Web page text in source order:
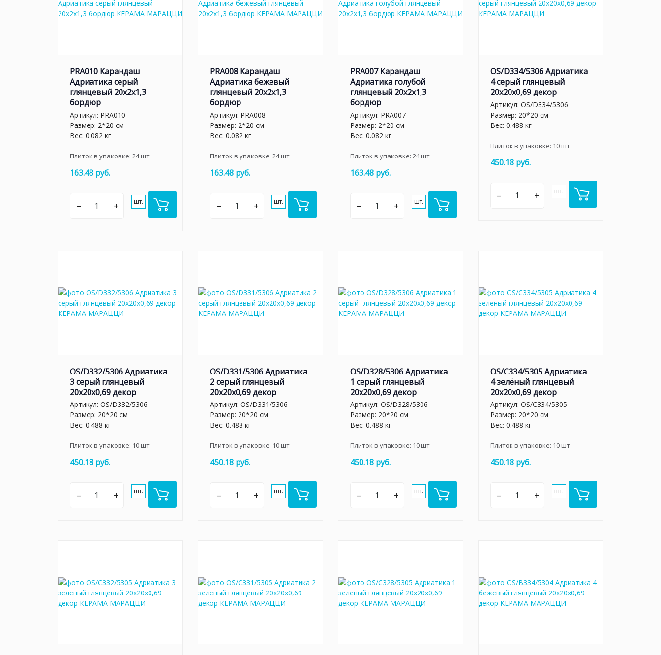
PRA010 Карандаш
Адриатика серый
глянцевый 20x2x1,3
бордюр
Артикул: PRA010
Размер: 2*20 см
Вес: 0.082 кг
Плиток в упаковке: 24шт
163.48 руб.
– + шт.
PRA008 Карандаш
Адриатика бежевый
глянцевый 20x2x1,3
бордюр
Артикул: PRA008
Размер: 2*20 см
Вес: 0.082 кг
Плиток в упаковке: 24шт
163.48 руб.
– + шт.
PRA007 Карандаш
Адриатика голубой
глянцевый 20x2x1,3
бордюр
Артикул: PRA007
Размер: 2*20 см
Вес: 0.082 кг
Плиток в упаковке: 24шт
163.48 руб.
– + шт.
OS/D334/5306 Адриатика
4 серый глянцевый
20x20x0,69 декор
Артикул: OS/D334/5306
Размер: 20*20 см
Вес: 0.488 кг
Плиток в упаковке: 10шт
450.18 руб.
– + шт.
OS/D332/5306 Адриатика
3 серый глянцевый
20x20x0,69 декор
Артикул: OS/D332/5306
Размер: 20*20 см
Вес: 0.488 кг
Плиток в упаковке: 10шт
450.18 руб.
– + шт.
OS/D331/5306 Адриатика
2 серый глянцевый
20x20x0,69 декор
Артикул: OS/D331/5306
Размер: 20*20 см
Вес: 0.488 кг
Плиток в упаковке: 10шт
450.18 руб.
– + шт.
OS/D328/5306 Адриатика
1 серый глянцевый
20x20x0,69 декор
Артикул: OS/D328/5306
Размер: 20*20 см
Вес: 0.488 кг
Плиток в упаковке: 10шт
450.18 руб.
– + шт.
OS/C334/5305 Адриатика
4 зелёный глянцевый
20x20x0,69 декор
Артикул: OS/C334/5305
Размер: 20*20 см
Вес: 0.488 кг
Плиток в упаковке: 10шт
450.18 руб.
– + шт.